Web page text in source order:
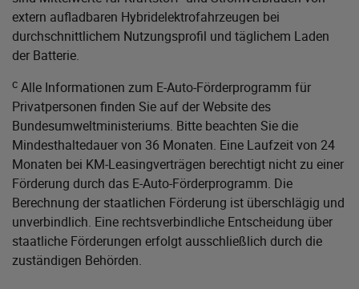
extern aufladbaren Hybridelektrofahrzeugen bei
durchschnittlichem Nutzungsprofil und täglichem Laden
der Batterie.
c Alle Informationen zum E-Auto-Förderprogramm für
Privatpersonen finden Sie auf der Website des
Bundesumweltministeriums. Bitte beachten Sie die
Mindesthaltedauer von 36 Monaten. Eine Laufzeit von 24
Monaten bei KM-Leasingverträgen berechtigt nicht zu einer
Förderung durch das E-Auto-Förderprogramm. Die
Berechnung der staatlichen Förderung ist überschlägig und
unverbindlich. Eine rechtsverbindliche Entscheidung über
staatliche Förderungen erfolgt ausschließlich durch die
zuständigen Behörden.